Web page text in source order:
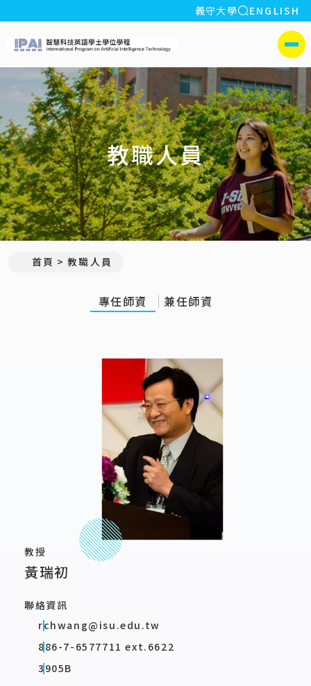
:::
義守大學 全站搜索
ENGLISH
義守大學智慧科技英語學
側選單
教職人員
首頁 教職人員
專任師資 兼任師資
教授
黃瑞初
聯絡資訊
rchwang@isu.edu.tw
886-7-6577711 ext.6622
3905B